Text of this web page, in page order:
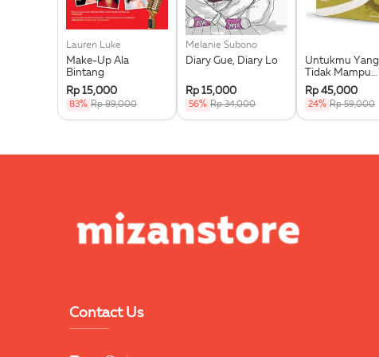
Lauren Luke
Make-Up Ala
Bintang
Rp 15,000
83% Rp 89,000
Melanie Subono
Diary Gue, Diary Lo
Rp 15,000
56% Rp 34,000
Untukmu Yang
Tidak Mampu
Berbagi
Rp 45,000
24% Rp 59,000
Contact Us